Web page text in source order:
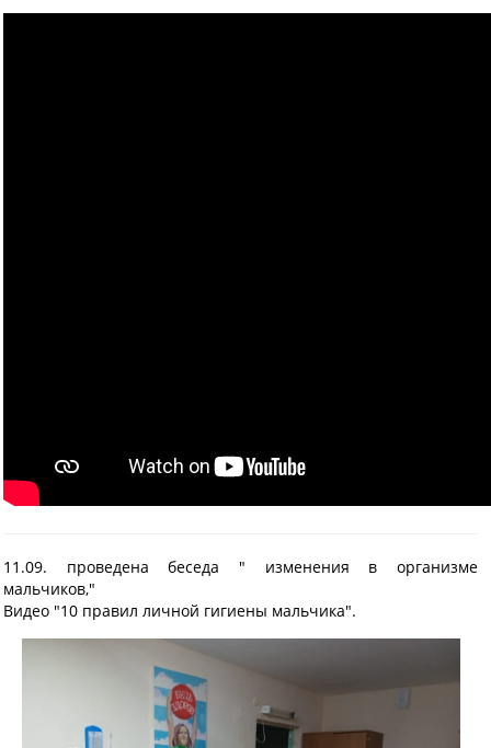
11.09. проведена беседа " изменения в организме
мальчиков,"
Видео "10 правил личной гигиены мальчика".